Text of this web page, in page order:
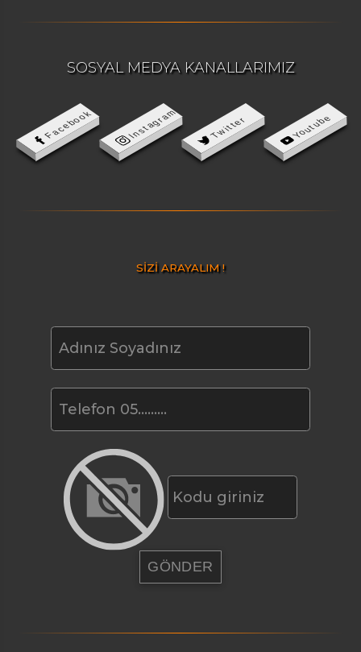
SOSYAL MEDYA KANALLARIMIZ
Facebook Instagram Twitter Youtube
SİZİ ARAYALIM !